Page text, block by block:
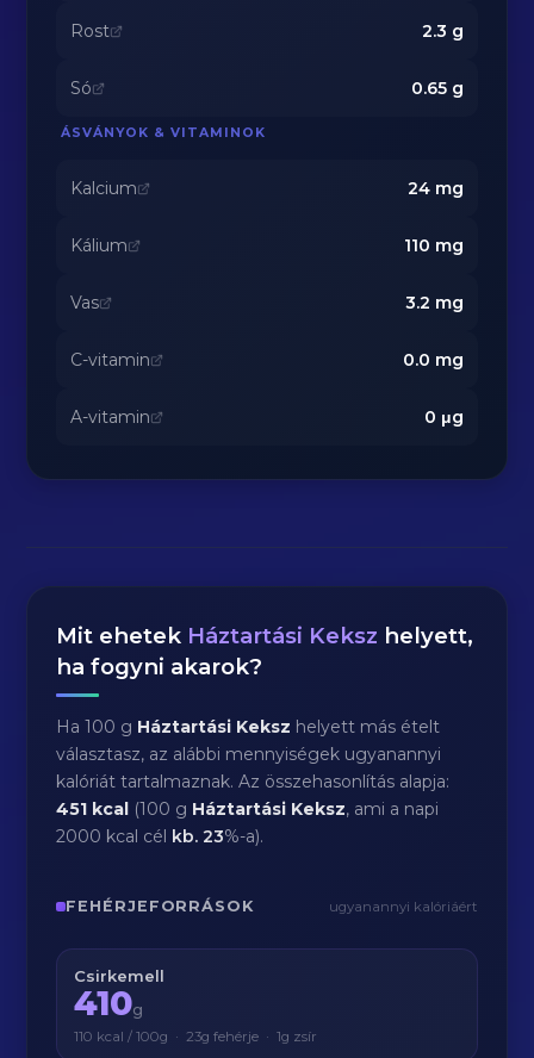
Rost 2.3 g
Só 0.65g
ÁSVÁNYOK & VITAMINOK
Kalcium 24mg
Kálium 110 mg
Vas 3.2 mg
C-vitamin 0.0 mg
A-vitamin 0 μg
Mit ehetek Háztartási Keksz helyett,
ha fogyni akarok?
Ha 100 g Háztartási Keksz helyett más ételt
választasz, az alábbi mennyiségek ugyanannyi
kalóriát tartalmaznak. Az összehasonlítás alapja:
451 kcal (100 g Háztartási Keksz, ami a napi
2000 kcal cél kb.23%-a).
FEHÉRJEFORRÁSOK ugyanannyi kalóriáért
Csirkemell
410g
110 kcal / 100g · 23g fehérje · 1g zsír